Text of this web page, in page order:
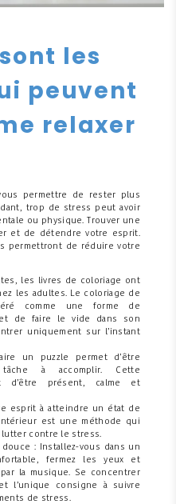
les
peuvent
relaxer
permettre de rester plus
trop de stress peut avoir
ou physique. Trouver une
et de détendre votre esprit.
permettront de réduire votre
les livres de coloriage ont
les adultes. Le coloriage de
comme une forme de
de faire le vide dans son
uniquement sur l’instant
un puzzle permet d’être
à accomplir. Cette
d’être présent, calme et
esprit à atteindre un état de
est une méthode qui
contre le stress.
: Installez-vous dans un
fermez les yeux et
la musique. Se concentrer
l’unique consigne à suivre
de stress.